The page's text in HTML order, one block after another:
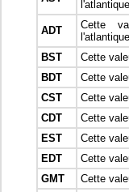
ADT
Cette
BST
Cette
BDT
Cette
CST
Cette
CDT
Cette
EST
Cette
EDT
Cette
GMT
Cette